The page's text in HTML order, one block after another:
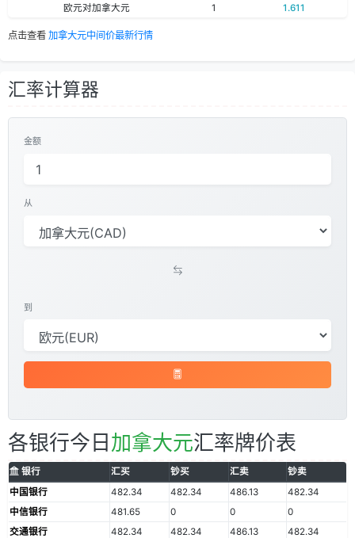
欧元对加拿大元
1 1.611
点击查看 加拿大元中间价最新行情
汇率计算器
金额
从
到
各银行今日 加拿大元汇率牌价表
银行 汇买 钞买 汇卖
钞卖
中国银行
482.34 482.34 486.13
482.34
中信银行
481.65 0 0
0
交通银行
482.34 482.34 486.13
482.34